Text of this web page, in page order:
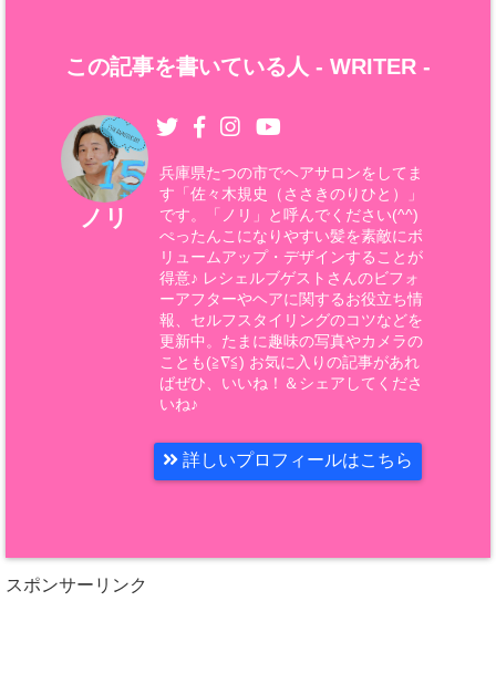
この記事を書いている人 - WRITER -
ノリ
兵庫県たつの市でヘアサロンをしてま
す「佐々木規史（ささきのりひと）」
です。「ノリ」と呼んでください(^^)
ぺったんこになりやすい髪を素敵にボ
リュームアップ・デザインすることが
得意♪ レシェルブゲストさんのビフォ
ーアフターやヘアに関するお役立ち情
報、セルフスタイリングのコツなどを
更新中。たまに趣味の写真やカメラの
ことも(≧∇≦) お気に入りの記事があれ
ばぜひ、いいね！＆シェアしてくださ
いね♪
詳しいプロフィールはこちら
スポンサーリンク